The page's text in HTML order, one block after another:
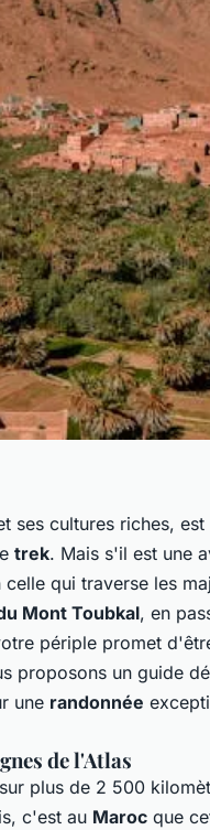
ses cultures riches, est
trek. Mais s'il est une
qui traverse les
Mont Toubkal, en
périple promet
proposons un guide
une randonnée
de l'Atlas
plus de 2 500
c'est au Maroc que